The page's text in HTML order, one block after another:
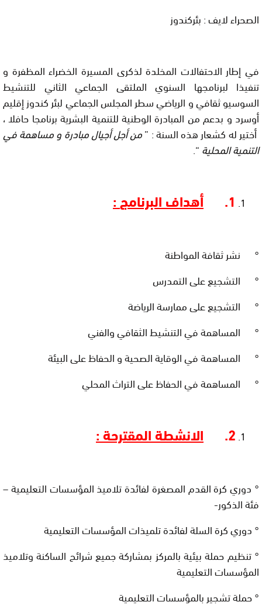
الصحراء لايف : بئركندوز
في إطار الاحتفالات المخلدة لذكرى المسيرة الخضراء المظفرة و
تنفيذا لبرنامجها السنوي الملتقى الجماعي الثاني للتنشيط
السوسيو ثقافي و الرياضي سطر المجلس الجماعي لبئر كندوز إقليم
أوسرد و بدعم من المبادرة الوطنية للتنمية البشرية برنامجا حافلا ،
أختير له كشعار هذه السنة : ”من أجل أجيال مبادرة و مساهمة في
التنمية المحلية“.
1. أهداف البرنامج:
° نشر ثقافة المواطنة
° التشجيع على التمدرس
° التشجيع على ممارسة الرياضة
° المساهمة في التنشيط الثقافي والفني
° المساهمة في الوقاية الصحية و الحفاظ على البيئة
° المساهمة في الحفاظ على التراث المحلي
2. الانشطة المقترحة :
° دوري كرة القدم المصغرة لفائدة تلاميذ المؤسسات التعليمية –
فئة الذكور-
° دوري كرة السلة لفائدة تلميذات المؤسسات التعليمية
° تنظيم حملة بيئية بالمركز بمشاركة جميع شرائح الساكنة وتلاميذ
المؤسسات التعليمية
° حملة تشجير بالمؤسسات التعليمية